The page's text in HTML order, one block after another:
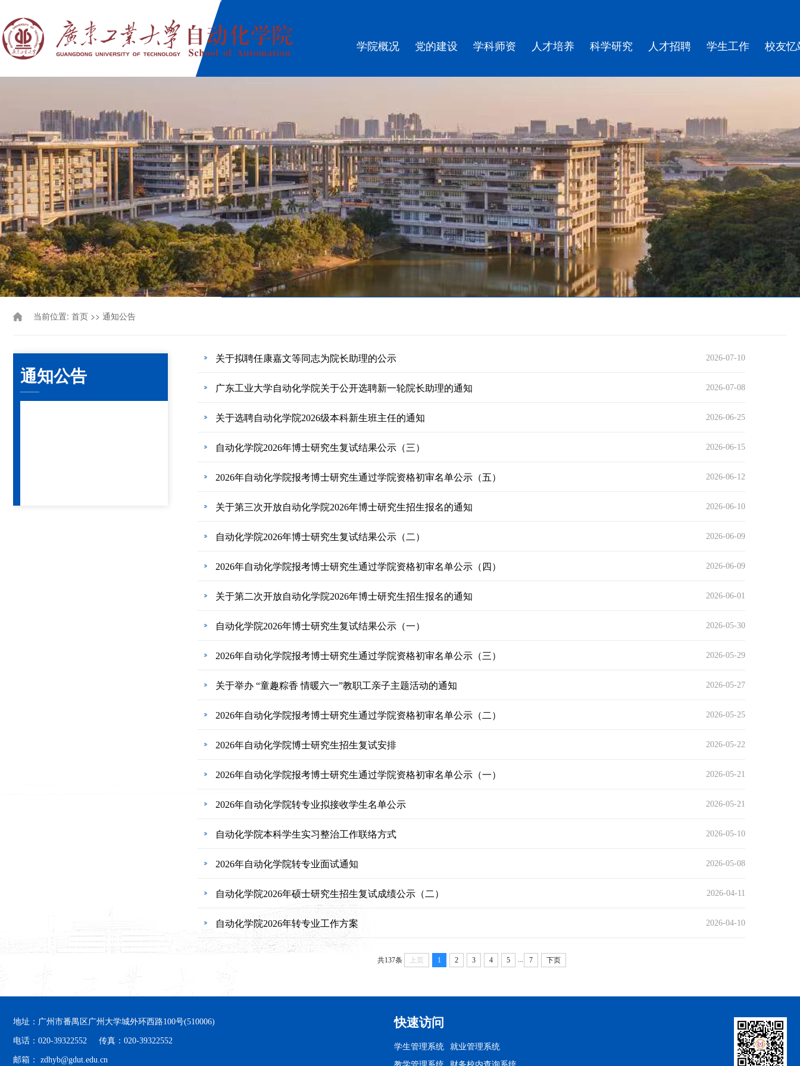
学院概况 党的建设 学科师资 人才培养 科学研究 人才招聘 学生工作 校友忆
当前位置: 首页 >> 通知公告
通知公告
关于拟聘任康嘉文等同志为院长助理的公示 2026-07-10
广东工业大学自动化学院关于公开选聘新一轮院长助理的通知 2026-07-08
关于选聘自动化学院2026级本科新生班主任的通知 2026-06-25
自动化学院2026年博士研究生复试结果公示（三） 2026-06-15
2026年自动化学院报考博士研究生通过学院资格初审名单公示（五） 2026-06-12
关于第三次开放自动化学院2026年博士研究生招生报名的通知 2026-06-10
自动化学院2026年博士研究生复试结果公示（二） 2026-06-09
2026年自动化学院报考博士研究生通过学院资格初审名单公示（四） 2026-06-09
关于第二次开放自动化学院2026年博士研究生招生报名的通知 2026-06-01
自动化学院2026年博士研究生复试结果公示（一） 2026-05-30
2026年自动化学院报考博士研究生通过学院资格初审名单公示（三） 2026-05-29
关于举办 “童趣粽香 情暖六一”教职工亲子主题活动的通知 2026-05-27
2026年自动化学院报考博士研究生通过学院资格初审名单公示（二） 2026-05-25
2026年自动化学院博士研究生招生复试安排 2026-05-22
2026年自动化学院报考博士研究生通过学院资格初审名单公示（一） 2026-05-21
2026年自动化学院转专业拟接收学生名单公示 2026-05-21
自动化学院本科学生实习整治工作联络方式 2026-05-10
2026年自动化学院转专业面试通知 2026-05-08
自动化学院2026年硕士研究生招生复试成绩公示（二） 2026-04-11
自动化学院2026年转专业工作方案 2026-04-10
共137条 上页 1 2 3 4 5 7 下页
地址：广州市番禺区广州大学城外环西路100号(510006)
电话：020-39322552 传真：020-39322552
邮箱： zdhyb@gdut.edu.cn
快速访问
学生管理系统 就业管理系统
教学管理系统 财务校内查询系统